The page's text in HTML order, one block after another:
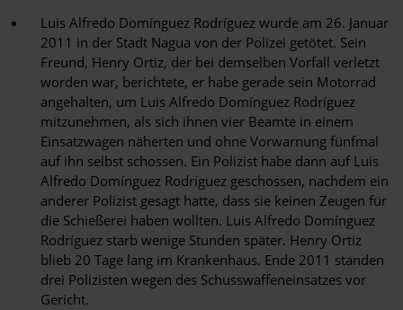
Luis Alfredo Domínguez Rodríguez wurde am 26. Januar
2011 in der Stadt Nagua von der Polizei getötet. Sein
Freund, Henry Ortiz, der bei demselben Vorfall verletzt
worden war, berichtete, er habe gerade sein Motorrad
angehalten, um Luis Alfredo Domínguez Rodríguez
mitzunehmen, als sich ihnen vier Beamte in einem
Einsatzwagen näherten und ohne Vorwarnung fünfmal
auf ihn selbst schossen. Ein Polizist habe dann auf Luis
Alfredo Domínguez Rodríguez geschossen, nachdem ein
anderer Polizist gesagt hatte, dass sie keinen Zeugen für
die Schießerei haben wollten. Luis Alfredo Domínguez
Rodríguez starb wenige Stunden später. Henry Ortiz
blieb 20 Tage lang im Krankenhaus. Ende 2011 standen
drei Polizisten wegen des Schusswaffeneinsatzes vor
Gericht.